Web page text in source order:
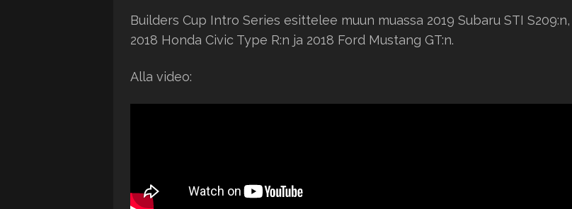
Builders Cup Intro Series esittelee muun muassa 2019 Subaru STI S209:n,
2018 Honda Civic Type R:n ja 2018 Ford Mustang GT:n.
Alla video: